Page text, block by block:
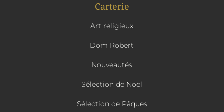
Carterie
Art religieux
Dom Robert
Nouveautés
Sélection de Noël
Sélection de Pâques